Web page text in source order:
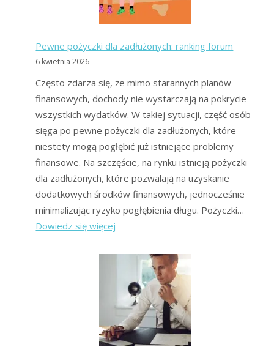
Pewne pożyczki dla zadłużonych: ranking forum
6 kwietnia 2026
Często zdarza się, że mimo starannych planów
finansowych, dochody nie wystarczają na pokrycie
wszystkich wydatków. W takiej sytuacji, część osób
sięga po pewne pożyczki dla zadłużonych, które
niestety mogą pogłębić już istniejące problemy
finansowe. Na szczęście, na rynku istnieją pożyczki
dla zadłużonych, które pozwalają na uzyskanie
dodatkowych środków finansowych, jednocześnie
minimalizując ryzyko pogłębienia długu. Pożyczki…
Dowiedz się więcej
pożyczki
zadłużonych:
ranking
forum